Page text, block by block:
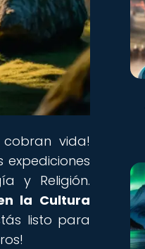
vida!
y Religión.
la Cultura
listo para